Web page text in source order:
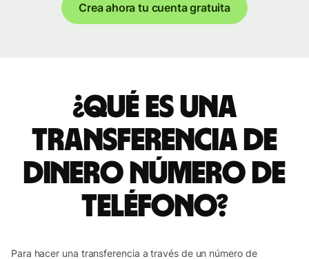
Crea ahora tu cuenta gratuita
¿Qué es una
transferencia de
dinero Número de
teléfono?
Para hacer una transferencia a través de un número de